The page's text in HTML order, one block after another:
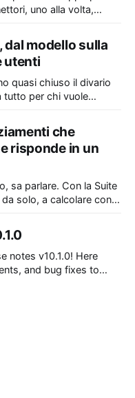
uno alla volta,
che succede
alle 6, per
dal modello sulla
utenti
quasi chiuso il divario
tutto per chi vuole
chiunque abbia
racconta i
che
risponde in un
sa parlare. Con la Suite
solo, a calcolare con
conversando.
originali della
notes v10.1.0! Here
and bug fixes to